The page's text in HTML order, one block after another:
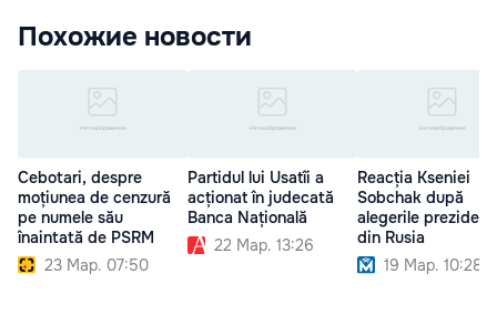
Похожие новости
Cebotari, despre
moțiunea de cenzură
pe numele său
înaintată de PSRM
23 Мар. 07:50
Partidul lui Usatîi a
acționat în judecată
Banca Națională
22 Мар. 13:26
Reacția Kseniei
Sobchak după
alegerile
din Rusia
19 Мар. 10:28